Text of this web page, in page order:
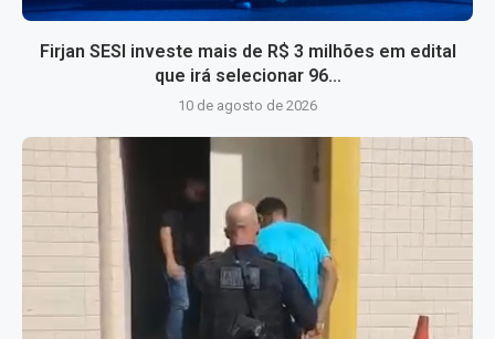
Firjan SESI investe mais de R$ 3 milhões em edital
que irá selecionar 96...
10 de agosto de 2026